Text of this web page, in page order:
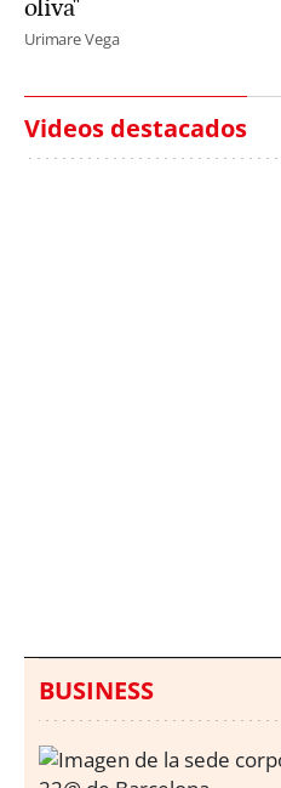
oliva"
Urimare Vega
Videos destacados
BUSINESS